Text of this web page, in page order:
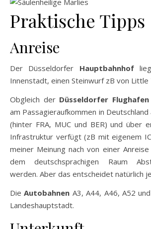
seither imGuinnessbuch der
Die Miss Köln 2008kommt aus
Praktische Tipps
Anreise
Der DüsseldorferHauptbahnhof
Innenstadt, einen Steinwurf zB von
Obgleich derDüsseldorfer Flughafen
am Passagieraufkommen in Deutschland
Infrastruktur verfügt (zB mit eigenem
meiner Meinung nach von einer Anreise
dem deutschsprachigen Raum